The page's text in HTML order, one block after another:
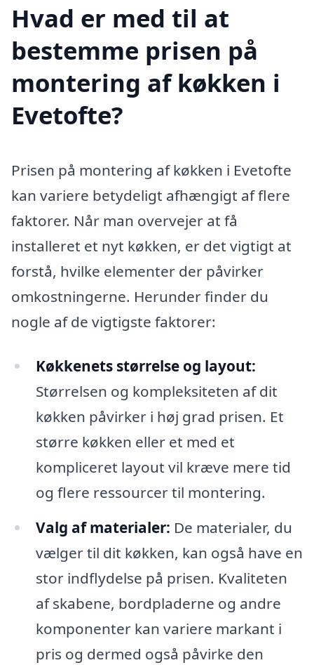
Hvad er med til at
bestemme prisen på
montering af køkken i
Evetofte?
Prisen på montering af køkken i Evetofte
kan variere betydeligt afhængigt af flere
faktorer. Når man overvejer at få
installeret et nyt køkken, er det vigtigt at
forstå, hvilke elementer der påvirker
omkostningerne. Herunder finder du
nogle af de vigtigste faktorer:
Køkkenets størrelse og layout:
Størrelsen og kompleksiteten af dit
køkken påvirker i høj grad prisen. Et
større køkken eller et med et
kompliceret layout vil kræve mere tid
og flere ressourcer til montering.
Valg af materialer: De materialer, du
vælger til dit køkken, kan også have en
stor indflydelse på prisen. Kvaliteten
af skabene, bordpladerne og andre
komponenter kan variere markant i
pris og dermed også påvirke den